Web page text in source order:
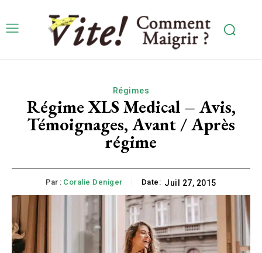
Régimes
Régime XLS Medical – Avis,
Témoignages, Avant / Après
régime
Par : Coralie Deniger Date: Juil 27, 2015